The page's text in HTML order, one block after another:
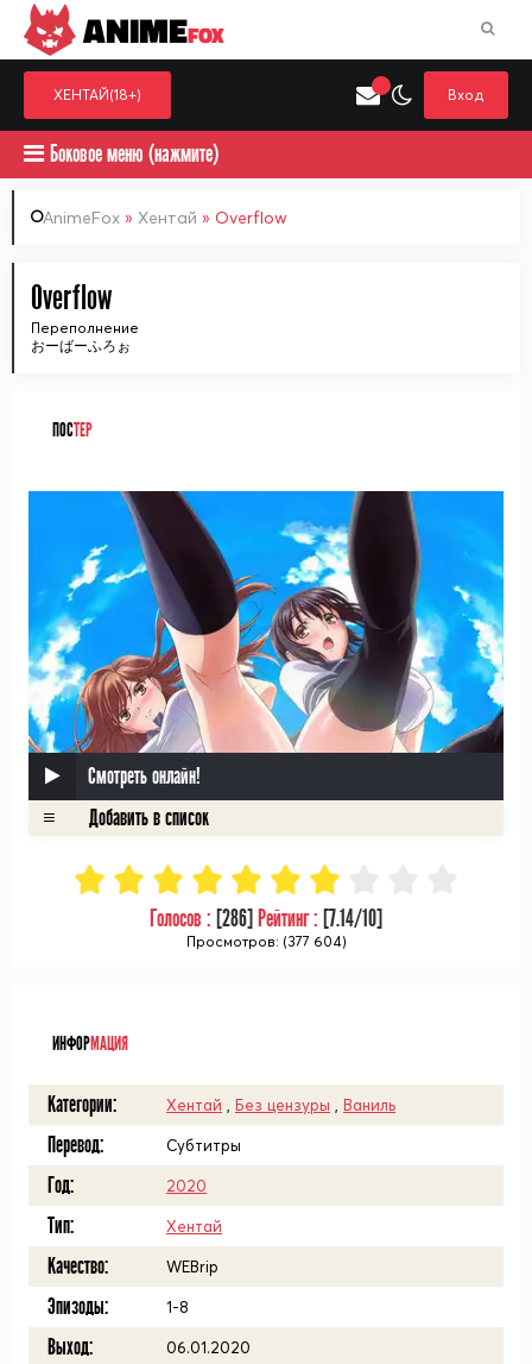
Выберите одну категорию для поиска
ANIMEFOX
ХЕНТАЙ(18+) Вход
Боковое меню (нажмите)
AnimeFox » Хентай » Overflow
Overflow
Переполнение
おーばーふろぉ
ПОСТЕР
Смотреть онлайн!
Голосов : [286] Рейтинг : [7.14/10]
Просмотров: (377 604)
ИНФОРМАЦИЯ
Категории: Хентай Без цензуры Ваниль
Перевод: Субтитры
Год: 2020
Тип: Хентай
Качество: WEBrip
Эпизоды: 1-8
Выход: 06.01.2020